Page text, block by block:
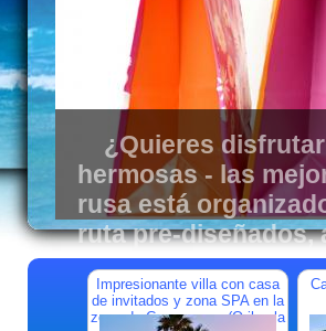
¿Quieres disfrutar
hermosas - las
rusa está
ruta pre-diseñados,
Pensando en cómo
España. En este caso
Impresionante villa con casa
de invitados y zona SPA en la
zona de Campoamor (Orihuela